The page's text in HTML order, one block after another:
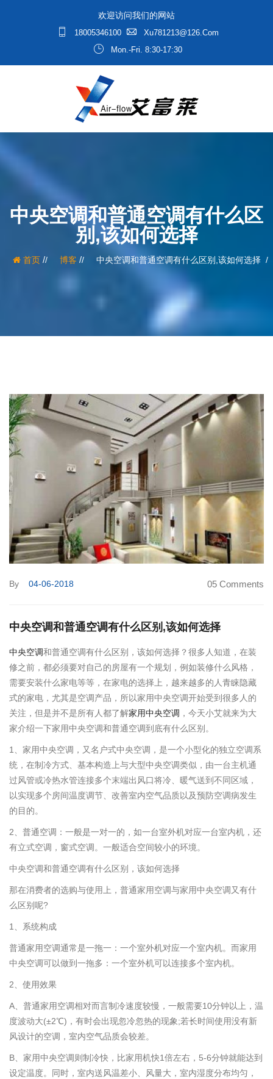
欢迎访问我们的网站
18005346100
Xu781213@126.com
Mon.-Fri. 8:30-17:30
中央空调和普通空调有什么区
别,该如何选择
首页/ 博客 / 中央空调和普通空调有什么区别,该如何选择
By 04-06-2018 05 Comments
中央空调和普通空调有什么区别,该如何选择
中央空调和普通空调有什么区别，该如何选择？很多人知道，在装
修之前，都必须要对自己的房屋有一个规划，例如装修什么风格，
需要安装什么家电等等，在家电的选择上，越来越多的人青睐隐藏
式的家电，尤其是空调产品，所以家用中央空调开始受到很多人的
关注，但是并不是所有人都了解家用中央空调 ，今天小艾就来为大
家介绍一下家用中央空调和普通空调到底有什么区别。
1、家用中央空调，又名户式中央空调，是一个小型化的独立空调系
统，在制冷方式、基本构造上与大型中央空调类似，由一台主机通
过风管或冷热水管连接多个末端出风口将冷、暖气送到不同区域，
以实现多个房间温度调节、改善室内空气品质以及预防空调病发生
的目的。
2、普通空调：一般是一对一的，如一台室外机对应一台室内机，还
有立式空调，窗式空调。一般适合空间较小的环境。
中央空调和普通空调有什么区别，该如何选择
那在消费者的选购与使用上，普通家用空调与家用中央空调又有什
么区别呢?
1、系统构成
普通家用空调通常是一拖一：一个室外机对应一个室内机。而家用
中央空调可以做到一拖多：一个室外机可以连接多个室内机。
2、使用效果
A、普通家用空调相对而言制冷速度较慢，一般需要10分钟以上，温
度波动大(±2℃)，有时会出现忽冷忽热的现象;若长时间使用没有新
风设计的空调，室内空气品质会较差。
B、家用中央空调则制冷快，比家用机快1倍左右，5-6分钟就能达到
设定温度。同时，室内送风温差小、风量大，室内湿度分布均匀，